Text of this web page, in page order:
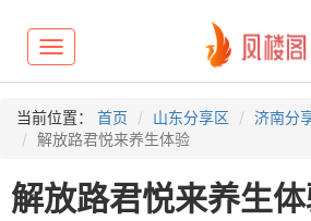
Toggle
navigation
当前位置： 首页 山东分享区
济南分
解放路君悦来养生体验
解放路君悦来养生